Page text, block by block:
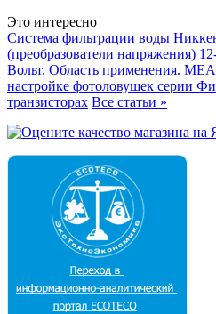
Это интересно
Система фильтрации воды
(преобразователи напряжения)
Вольт. Область применения.
настройке фотоловушек серии
транзисторах Все статьи »